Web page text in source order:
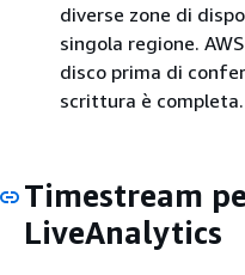
diverse zone di
singola regione.
disco prima di
scrittura è completa.
Timestream
LiveAnalytics